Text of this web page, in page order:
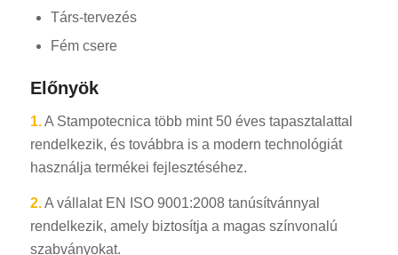
Társ-tervezés
Fém csere
Előnyök
1.A Stampotecnica több mint 50 éves tapasztalattal
rendelkezik, és továbbra is a modern technológiát
használja termékei fejlesztéséhez.
2.A vállalat EN ISO 9001:2008 tanúsítvánnyal
rendelkezik, amely biztosítja a magas színvonalú
szabványokat.